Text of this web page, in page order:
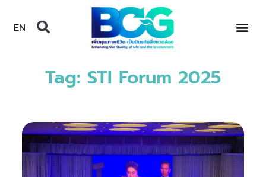
EN
Tag: STI Forum 2025